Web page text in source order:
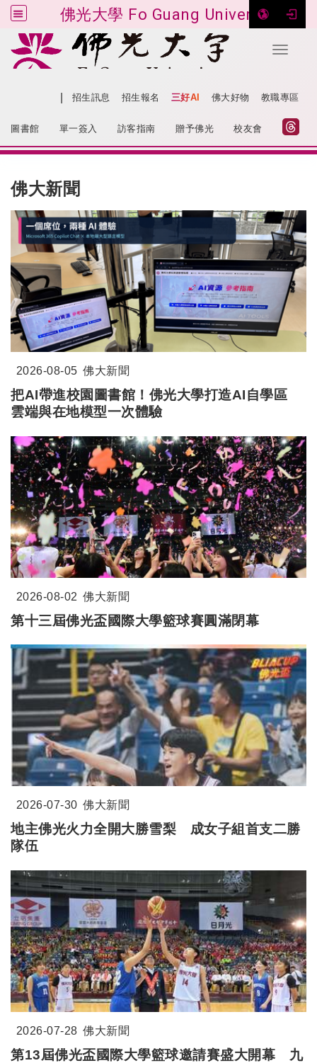
佛光大學 Fo Guang University
Toggle
跳到主要內容
招生訊息 招生報名 三好AI 佛大好物 教職專區
圖書館 單一簽入 訪客指南 贈予佛光 校友會
佛大新聞
2026-08-05 佛大新聞
把AI帶進校園圖書館！佛光大學打造AI自學區
雲端與在地模型一次體驗
2026-08-02 佛大新聞
第十三屆佛光盃國際大學籃球賽圓滿閉幕
2026-07-30 佛大新聞
地主佛光火力全開大勝雪梨 成女子組首支二勝
隊伍
2026-07-28 佛大新聞
第13屆佛光盃國際大學籃球邀請賽盛大開幕 九